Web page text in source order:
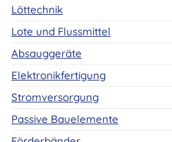
Löttechnik
Lote und Flussmittel
Absauggeräte
Elektronikfertigung
Stromversorgung
Passive Bauelemente